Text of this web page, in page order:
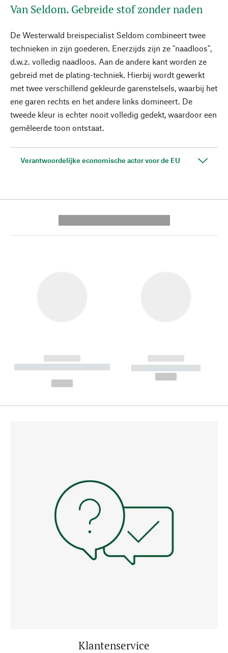
Van Seldom. Gebreide stof zonder naden
De Westerwald breispecialist Seldom combineert twee
technieken in zijn goederen. Enerzijds zijn ze "naadloos",
d.w.z. volledig naadloos. Aan de andere kant worden ze
gebreid met de plating-techniek. Hierbij wordt gewerkt
met twee verschillend gekleurde garenstelsels, waarbij het
ene garen rechts en het andere links domineert. De
tweede kleur is echter nooit volledig gedekt, waardoor een
gemêleerde toon ontstaat.
Verantwoordelijke economische actor voor de EU
------------
----------- ----------- --------
------------
----------- -----------
Klantenservice